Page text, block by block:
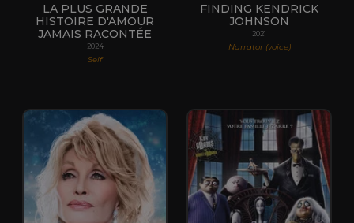
LA PLUS GRANDE
HISTOIRE D'AMOUR
JAMAIS RACONTÉE
2024
Self
FINDING KENDRICK
JOHNSON
2021
Narrator (voice)